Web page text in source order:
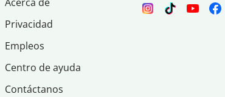
Privacidad
Empleos
Centro de ayuda
Contáctanos